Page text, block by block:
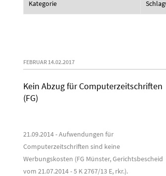
FEBRUAR 14.02.2017
Kein Abzug für Computerzeitschriften
(FG)
21.09.2014 - Aufwendungen für
Computerzeitschriften sind keine
Werbungskosten (FG Münster, Gerichtsbescheid
vom 21.07.2014 - 5 K 2767/13 E, rkr.).